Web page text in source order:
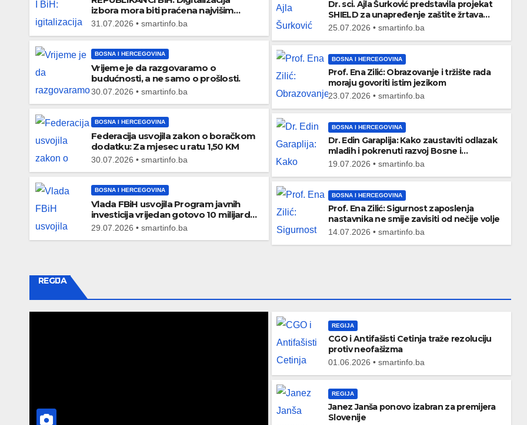
izbora mora biti praćena najvišim
standardima sigurnosti
31.07.2026 • smartinfo.ba
BOSNA I HERCEGOVINA
Vrijeme je da razgovaramo o
budućnosti, a ne samo o prošlosti.
30.07.2026 • smartinfo.ba
BOSNA I HERCEGOVINA
Federacija usvojila zakon o boračkom
dodatku: Za mjesec u ratu 1,50 KM
30.07.2026 • smartinfo.ba
BOSNA I HERCEGOVINA
Vlada FBiH usvojila Program javnih
investicija vrijedan gotovo 10 milijardi
KM
29.07.2026 • smartinfo.ba
Dr. sci. Ajla Šurković predstavila projekat
SHIELD za unapređenje zaštite žrtava
nasilja u porodici
25.07.2026 • smartinfo.ba
BOSNA I HERCEGOVINA
Prof. Ena Zilić: Obrazovanje i tržište rada
moraju govoriti istim jezikom
23.07.2026 • smartinfo.ba
BOSNA I HERCEGOVINA
Dr. Edin Garaplija: Kako zaustaviti odlazak
mladih i pokrenuti razvoj Bosne i
Hercegovine
19.07.2026 • smartinfo.ba
BOSNA I HERCEGOVINA
Prof. Ena Zilić: Sigurnost zaposlenja
nastavnika ne smije zavisiti od nečije volje
14.07.2026 • smartinfo.ba
REGIJA
REGIJA
CGO i Antifašisti Cetinja traže rezoluciju
protiv neofašizma
01.06.2026 • smartinfo.ba
REGIJA
Janez Janša ponovo izabran za premijera
Slovenije
TEME
Predsjednik
Republikanaca BiH
Edin Garaplija
prisustvovao
prezentaciji
01/08/2026
TEME
Vandalski čin u
Somboru: Na zidu
mesdžida osvanuo
mural Ratka Mladića
30/07/2026